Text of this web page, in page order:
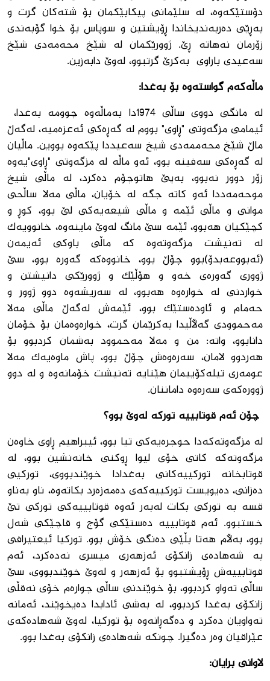
دۆستێكه‌وه‌، له ‌سلێمانی پیكابێكمان بۆ شته‌كان گرت و
به‌ڕێی ده‌ربه‌ندیخاندا ڕۆیشتین و سوپاس بۆ خوا گۆبه‌ندی
زۆرمان نه‌هاته‌ ڕێ. ژوورێكمان له‌ شێخ محه‌مه‌دی شێخ
سه‌عیدی باراوی به‌كرێ گرتبوو، له‌وێ دابه‌زین.
ماڵەکەم‌ گواستەوە بۆ‌ بەغدا:
له‌ مانگى دووى ساڵى 1974دا به‌ماڵه‌وه‌‌ چوومه‌ به‌غدا، ‌
ئیمامى مزگه‌وتی "ڕاوى" بووم له‌ گه‌ڕه‌كى ئه‌عزه‌میه‌، له‌گه‌ڵ
ماڵ شێخ محه‌ممه‌دى شیخ سه‌عیددا پێكه‌وه ‌بووین. ماڵیان
له‌ گه‌ڕه‌كى سه‌فینه‌ بوو، ئه‌و ماڵه‌ له‌ مزگه‌وتی‌ "ڕاوی"یه‌وه‌
زۆر دوور نه‌بوو، به‌پێ هاتوچۆم ده‌كرد، له‌ ماڵى شیخ
موحەمەددا ئه‌و كاته‌ جگه‌ له‌ خۆیان، ماڵی مه‌لا ساڵحى
موانى و ماڵى ئێمه‌ و ماڵى شیعه‌یه‌كى لێ بوو، كوڕ و
كچێكیان هه‌بوو، ئێمه‌ سێ مانگ له‌وێ ماینه‌وه‌، خانوویه‌ك
له‌ ته‌نیشت مزگه‌وته‌وه‌ كه‌ ماڵى باوكى ئه‌یمه‌ن
(ئه‌بووعه‌بدۆ)بوو چۆڵ بوو، خانووه‌كه‌ گه‌وره‌ بوو، سێ
ژوورى گه‌وره‌ى خه‌و و هۆڵێك و ژوورێكى دانیشتن و
خواردنى له‌ خواره‌وه‌ هه‌بوو، له‌ سه‌ریشه‌وه‌ دوو ژوور و
حه‌مام و ئاوده‌ستێك بوو، ئێمه‌ش له‌گه‌ڵ ماڵی مه‌لا
مه‌حموودى گه‌ڵاڵیدا به‌كرێمان گرت، خواره‌وه‌مان بۆ خۆمان
دانابوو، واته‌: من و مه‌لا مه‌حموود به‌شمان كردبوو بۆ
هه‌ردوو لامان، سه‌ره‌وه‌ش چۆڵ بوو، پاش ماوه‌یه‌ك مه‌لا
عومه‌ری تیله‌كۆییمان هێنایه‌ ته‌نیشت خۆمانه‌وه ‌و له‌ دوو
ژووره‌كه‌ى سه‌ره‌وه‌ داماننان.
چۆن ئەم قوتابییە تورکە لەوێ بوو؟
له‌ مزگه‌وته‌كه‌دا حوجره‌یه‌كى تیا بوو، ئیبراهیم ڕاوى خاوه‌ن
مزگه‌وته‌كه‌ كاتى خۆى لیوا ڕوكنى خانه‌نشین بوو، له‌
قوتابخانه‌ توركییه‌كانى به‌غدادا خوێندبووى، توركیى
ده‌زانى، ده‌یویست توركییه‌كه‌ى ده‌مه‌زه‌رد بكاته‌وه‌، ناو به‌ناو
قسه ‌به‌ توركى بكات له‌به‌ر ئه‌وه‌ قوتابییه‌كى توركى تێ
خستبوو. ئه‌م قوتابییه‌ ده‌ستێكى گۆج و قاچێكى شه‌ل
بوو، به‌ڵام هه‌تا بڵێى ده‌نگى خۆش بوو. توركیا ئیعتیرافى
به‌ شه‌هاده‌ى زانكۆى ئه‌زهه‌رى میسرى نه‌ده‌كرد، ئه‌م
قوتابییه‌ش ڕۆیشتبوو بۆ ئه‌زهه‌ر و له‌وێ خوێندبووى، سێ
ساڵى ته‌واو كردبوو، بۆ خوێندنى ساڵى چواره‌م خۆى نه‌قڵى
زانكۆى به‌غدا كردبوو، له ‌به‌شى ئادابدا ده‌یخوێند، ئه‌مانه‌
ته‌واویان ده‌كرد و ده‌گه‌ڕانه‌وه‌ بۆ توركیا، لەوێ شه‌هاده‌كه‌ی
عێراقیان وه‌ر ده‌گیرا. چونكه‌ شه‌هاده‌ى زانكۆى به‌غدا بوو.
لاوانی برایان: